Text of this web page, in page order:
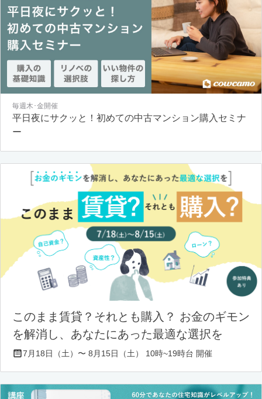
毎週木･金開催
平日夜にサクッと！初めての中古マンション購入セミナ
ー
このまま賃貸？それとも購入？ お金のギモン
を解消し、あなたにあった最適な選択を
7月18日（土）〜 8月15日（土） 10時~19時台 開催